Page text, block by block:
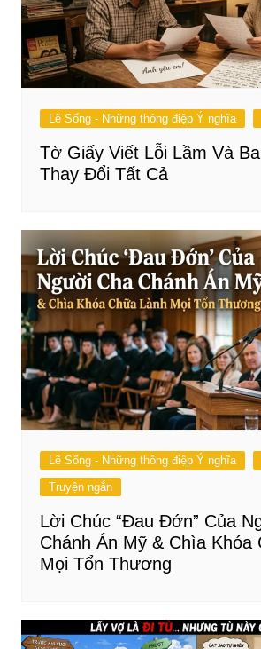
Lẽ Sống - Những thông điệp Ý nghĩa
Tờ Giấy Viết Lỗi Lầm Và
Thay Đổi Tất Cả
Lẽ Sống - Những thông điệp Ý nghĩa
Truyện ngắn
Lời Chúc “Đau Đớn” Của
Chánh Án Mỹ & Chìa Khóa
Mọi Tổn Thương